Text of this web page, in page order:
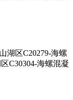
湖区C20279-海螺
C30304-海螺混凝